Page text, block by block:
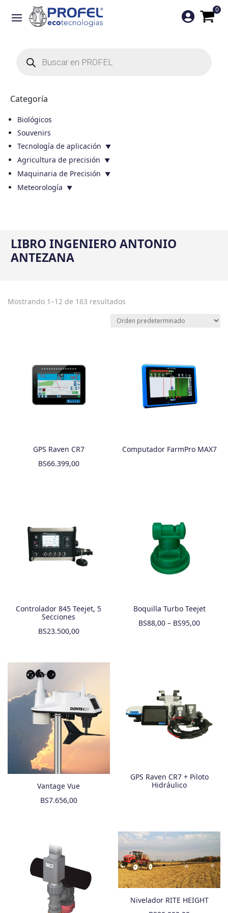
productos
0

Categoría
Biológicos
Souvenirs
Tecnología de aplicación
Agricultura de precisión
Maquinaria de Precisión
Meteorología
LIBRO INGENIERO ANTONIO
ANTEZANA
Mostrando 1–12 de 163 resultados
GPS Raven CR7
BS66.399,00
Computador FarmPro MAX7
Controlador 845 Teejet, 5
Secciones
BS23.500,00
Boquilla Turbo Teejet
BS88,00 – BS95,00
Vantage Vue
BS7.656,00
GPS Raven CR7 + Piloto
Hidráulico
Nivelador RITE HEIGHT